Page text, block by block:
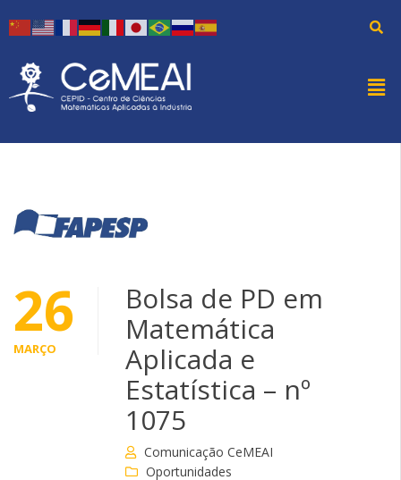
26
MARÇO
Bolsa de PD em
Matemática
Aplicada e
Estatística – nº
1075
Comunicação CeMEAI
Oportunidades